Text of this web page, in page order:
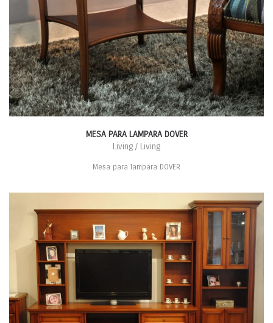
MESA PARA LAMPARA DOVER
Living / Living
Mesa para lampara DOVER